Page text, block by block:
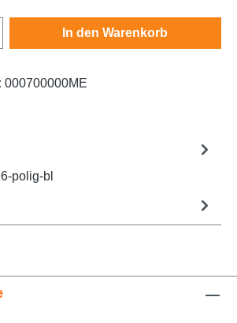
Gib den gewünschten
In den Warenkorb
000700000ME
polig-bl